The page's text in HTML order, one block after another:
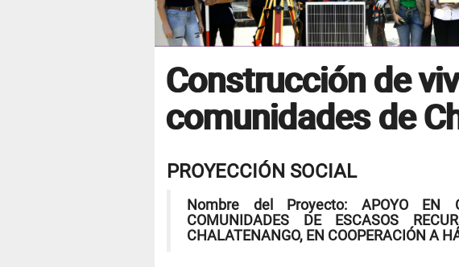
Construcción de
comunidades de
PROYECCIÓN SOCIAL
Nombre del Proyecto: APOYO EN
COMUNIDADES DE ESCASOS
CHALATENANGO, EN COOPERACIÓN A